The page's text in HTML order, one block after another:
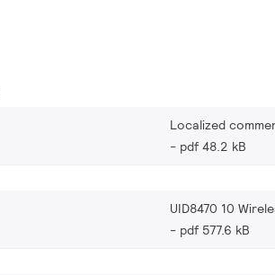
Localized
pdf 48.2 kB
UID8470 10
pdf 577.6 kB